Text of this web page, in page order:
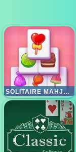
SOLITAIRE MAHJONG CANDY